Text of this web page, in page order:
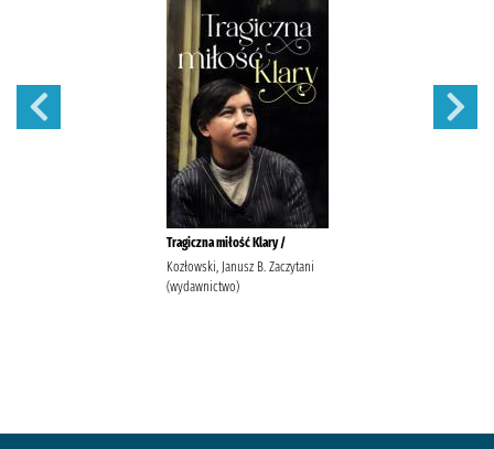
Tragiczna miłość Klary /
Kozłowski, Janusz B. Zaczytani
(wydawnictwo)